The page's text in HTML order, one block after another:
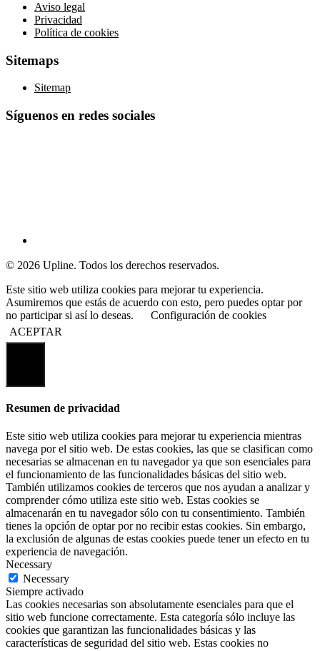
Aviso legal
Privacidad
Política de cookies
Sitemaps
Sitemap
Síguenos en redes sociales
© 2026 Upline. Todos los derechos reservados.
Este sitio web utiliza cookies para mejorar tu experiencia.
Asumiremos que estás de acuerdo con esto, pero puedes optar por
no participar si así lo deseas.
Configuración de cookies
ACEPTAR
Resumen de privacidad
Este sitio web utiliza cookies para mejorar tu experiencia mientras
navega por el sitio web. De estas cookies, las que se clasifican como
necesarias se almacenan en tu navegador ya que son esenciales para
el funcionamiento de las funcionalidades básicas del sitio web.
También utilizamos cookies de terceros que nos ayudan a analizar y
comprender cómo utiliza este sitio web. Estas cookies se
almacenarán en tu navegador sólo con tu consentimiento. También
tienes la opción de optar por no recibir estas cookies. Sin embargo,
la exclusión de algunas de estas cookies puede tener un efecto en tu
experiencia de navegación.
Necessary
Necessary
Siempre activado
Las cookies necesarias son absolutamente esenciales para que el
sitio web funcione correctamente. Esta categoría sólo incluye las
cookies que garantizan las funcionalidades básicas y las
características de seguridad del sitio web. Estas cookies no